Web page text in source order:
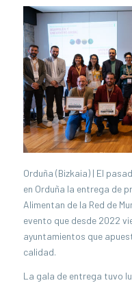
Orduña (Bizkaia) | El
en Orduña la entrega de
Alimentan de la Red de
evento que desde 2022
ayuntamientos que
calidad.
La gala de entrega tuvo